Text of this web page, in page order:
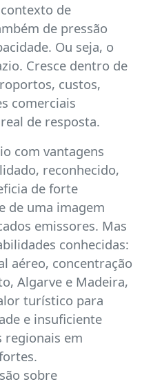
de
de pressão
Ou seja, o
Cresce dentro de
custos,
comerciais
de resposta.
com vantagens
reconhecido,
de forte
de uma imagem
emissores. Mas
conhecidas:
aéreo, concentração
Algarve e Madeira,
turístico para
e insuficiente
regionais em
sobre